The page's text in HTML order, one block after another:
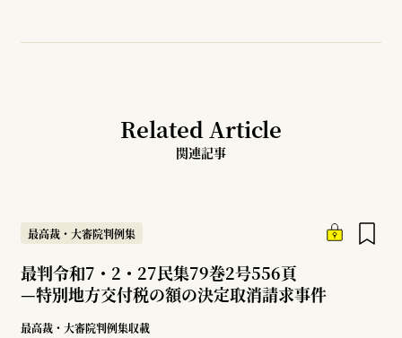
Related Article
関連記事
最高裁・大審院判例集
最判令和7・2・27民集79巻2号556頁
—特別地方交付税の額の決定取消請求事件
最高裁・大審院判例集収載